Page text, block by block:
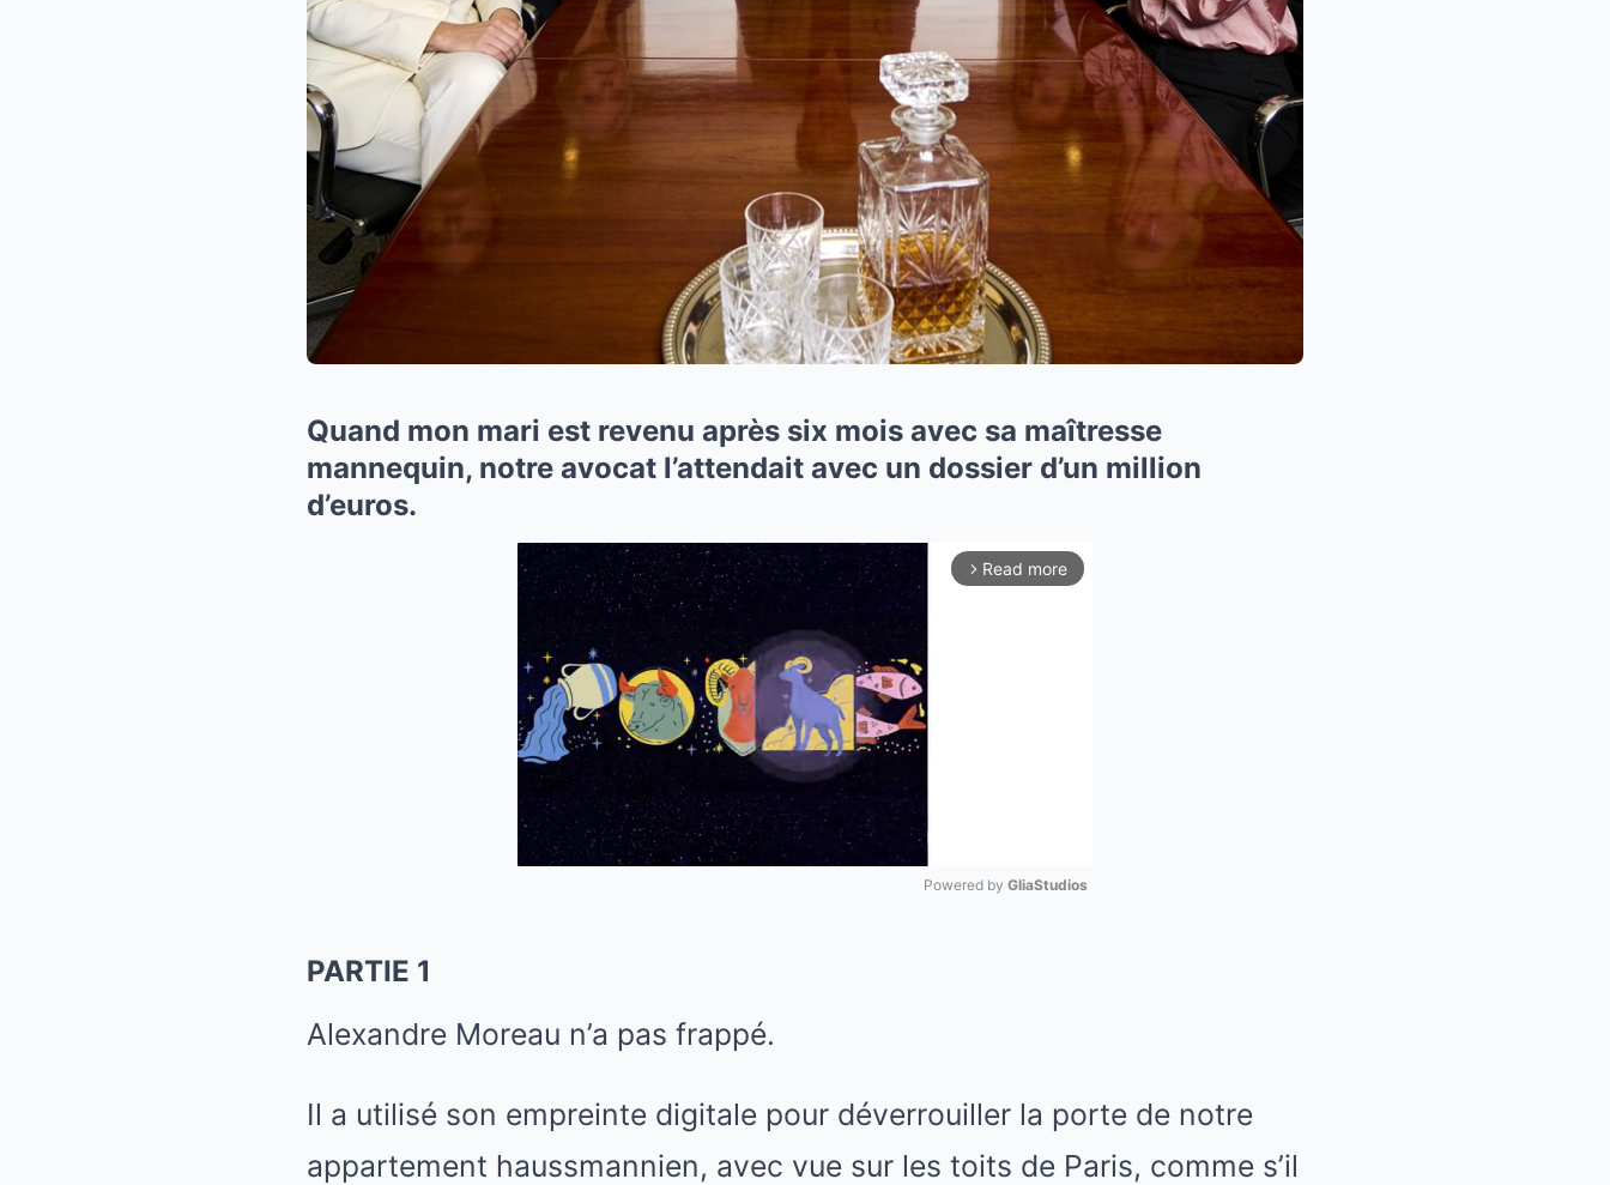
Quand mon mari est revenu après six mois avec sa maîtresse
mannequin, notre avocat l’attendait avec un dossier d’un million
d’euros.
arrow_forward_ios Read more
Powered by GliaStudios
PARTIE 1
Alexandre Moreau n’a pas frappé.
Il a utilisé son empreinte digitale pour déverrouiller la porte de notre
appartement haussmannien, avec vue sur les toits de Paris, comme s’il